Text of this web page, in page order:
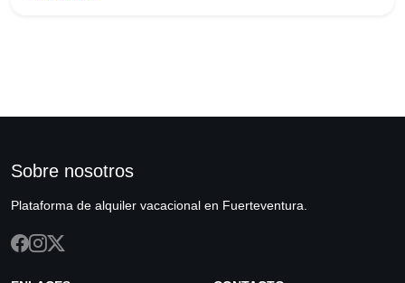
Sobre nosotros
Plataforma de alquiler vacacional en Fuerteventura.